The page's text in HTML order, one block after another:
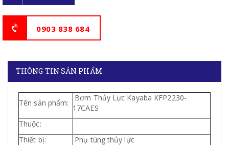
0903 838 684
THÔNG TIN SẢN PHẨM
Tên sản phẩm:
Bơm Thủy Lực Kayaba KFP2230-
17CAES
Thuộc:
Thiết bị:
Phụ tùng thủy lực